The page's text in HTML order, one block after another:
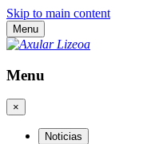
Skip to main content
Menu
Menu
×
Noticias